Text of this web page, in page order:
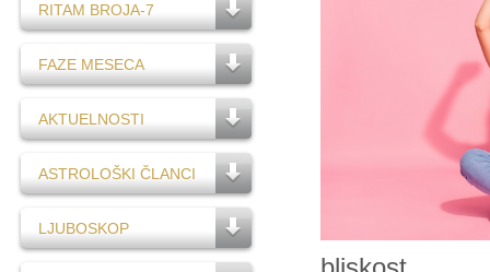
RITAM BROJA-7
FAZE MESECA
AKTUELNOSTI
ASTROLOŠKI ČLANCI
LJUBOSKOP